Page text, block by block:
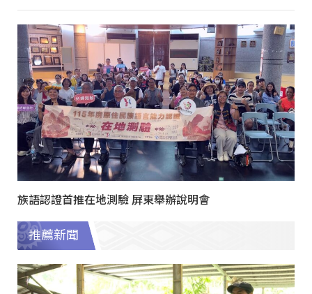
族語認證首推在地測驗 屏東舉辦說明會
推薦新聞